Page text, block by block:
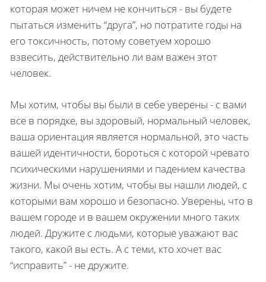
которая может ничем не кончиться - вы будете
пытаться изменить “друга”, но потратите годы на
его токсичность, потому советуем хорошо
взвесить, действительно ли вам важен этот
человек.
Мы хотим, чтобы вы были в себе уверены - с вами
все в порядке, вы здоровый, нормальный человек,
ваша ориентация является нормальной, это часть
вашей идентичности, бороться с которой чревато
психическими нарушениями и падением качества
жизни. Мы очень хотим, чтобы вы нашли людей, с
которыми вам хорошо и безопасно. Уверены, что в
вашем городе и в вашем окружении много таких
людей. Дружите с людьми, которые уважают вас
такого, какой вы есть. А с теми, кто хочет вас
“исправить” - не дружите.